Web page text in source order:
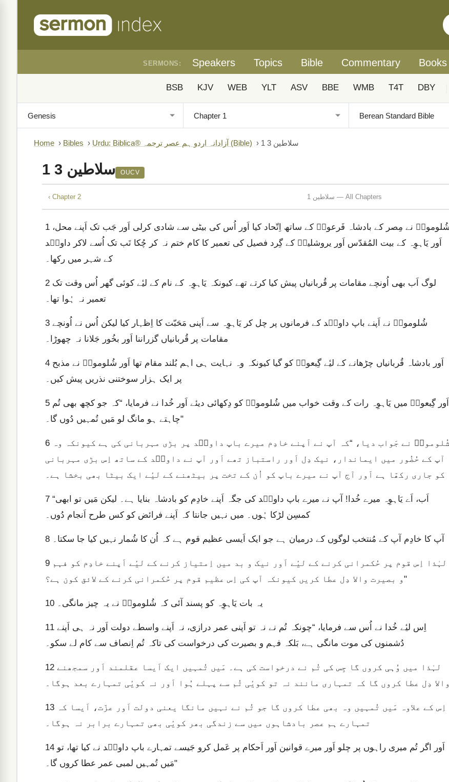
SERMONS: Speakers Topics Bible Commentary Books
BSB KJV WEB YLT ASV BBE WMB T4T DBY
Home › Bibles › Urdu: Biblica® آزادانہ اردو ہم عصر ترجمہ (Bible) › 1 سلاطین 3
1 سلاطین 3 OUCV
‹ Chapter 2 1 سلاطین — All Chapters
1
اَور یَاہوِہ کے بیت المُقدّس اَور یروشلیمؔ کے گِرد فصیل کی تعمیر کا کام ختم نہ کر چُکا تَب تک اُسے لاکر داویؔد
کے شہر میں رکھا۔
2
تعمیر نہ ہُوا تھا۔
3
مقامات پر قُربانیاں گزراننا اَور بخُور جَلانا نہ چھوڑا۔
4
پر ایک ہزار سوختنی نذریں پیش کیں۔
5
چاہتے ہو مانگ لو مَیں تُمہیں دُوں گا۔"
6
آپ کے حُضُور میں ایماندار، نیک دِل اَور راستباز تھے اَور آپ نے داویؔد کے ساتھ اِس بڑی مہربانی
کو جاری رکھّا ہے اَور آج آپ نے میرے باپ کو اُن کے تخت پر بیٹھنے کے لیٔے ایک بیٹا بھی بخشا ہے۔
7 “اَب، اَے یَاہوِہ میرے خُدا! آپ نے میرے باپ داویؔد کی جگہ اَپنے خادِم کو بادشاہ بنایا ہے۔ لیکن مَیں تو ابھی
کمسِن لڑکا ہُوں۔ میں نہیں جانتا کہ اَپنے فرائض کو کس طرح اَنجام دُوں۔
8 آپ کا خادِم آپ کے مُنتخب لوگوں کے درمیان ہے جو ایک اَیسی عظیم قوم ہے کہ اُن کا شُمار نہیں کیا جا سکتا۔
9
و بصیرت والا دِل عطا کریں کیونکہ آپ کی اِس عظیم قوم پر حُکمرانی کرنے کے لائق کون ہے؟"
10 یہ بات یَاہوِہ کو پسند آئی کہ شُلومونؔ نے یہ چیز مانگی۔
11
دُشمنوں کی موت مانگی ہے، بَلکہ فہم و بصیرت کی درخواست کی تاکہ تُم اِنصاف سے کام لے سکو۔
12
والا دِل عطا کروں گا کہ تمہاری مانند نہ تو کویٔی تُم سے پہلے ہُوا اَور نہ کویٔی تمہارے بعد ہوگا۔
13
تمہارے ہم عصر بادشاہوں میں سے زندگی بھر کویٔی بھی تمہارے برابر نہ ہوگا۔
14
مَیں تُمہیں لمبی عمر عطا کروں گا۔"